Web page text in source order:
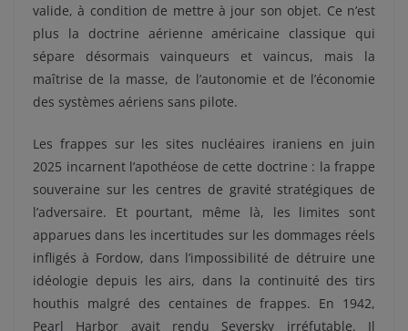
valide, à condition de mettre à jour son objet. Ce n’est
plus la doctrine aérienne américaine classique qui
sépare désormais vainqueurs et vaincus, mais la
maîtrise de la masse, de l’autonomie et de l’économie
des systèmes aériens sans pilote.
Les frappes sur les sites nucléaires iraniens en juin
2025 incarnent l’apothéose de cette doctrine : la frappe
souveraine sur les centres de gravité stratégiques de
l’adversaire. Et pourtant, même là, les limites sont
apparues dans les incertitudes sur les dommages réels
infligés à Fordow, dans l’impossibilité de détruire une
idéologie depuis les airs, dans la continuité des tirs
houthis malgré des centaines de frappes. En 1942,
Pearl Harbor avait rendu Seversky irréfutable. Il